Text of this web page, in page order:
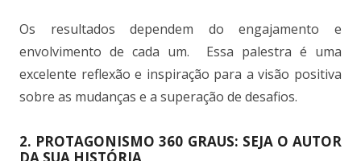
Os resultados dependem do engajamento e
envolvimento de cada um.
Essa palestra é uma
excelente reflexão e inspiração para a visão positiva
sobre as mudanças e a superação de desafios.
2. PROTAGONISMO 360 GRAUS: SEJA O AUTOR
DA SUA HISTÓRIA